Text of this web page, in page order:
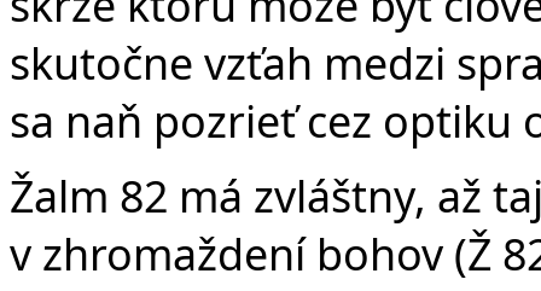
skutočne vzťah medzi
sa naň pozrieť cez optiku
Žalm 82 má zvláštny, až
v zhromaždení bohov (Ž